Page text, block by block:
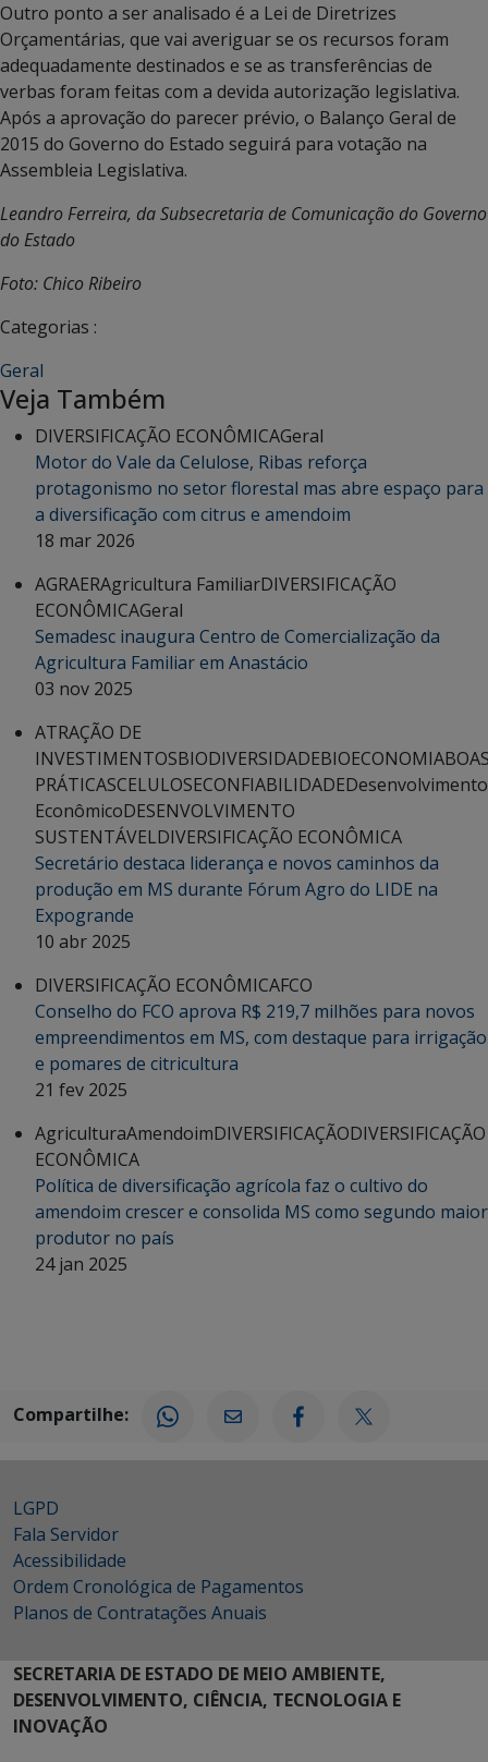
Outro ponto a ser analisado é a Lei de Diretrizes
Orçamentárias, que vai averiguar se os recursos foram
adequadamente destinados e se as transferências de
verbas foram feitas com a devida autorização legislativa.
Após a aprovação do parecer prévio, o Balanço Geral de
2015 do Governo do Estado seguirá para votação na
Assembleia Legislativa.
Leandro Ferreira, da Subsecretaria de Comunicação do Governo
do Estado
Foto: Chico Ribeiro
Categorias :
Geral
Veja Também
DIVERSIFICAÇÃO ECONÔMICAGeral
Motor do Vale da Celulose, Ribas reforça
protagonismo no setor florestal mas abre espaço para
a diversificação com citrus e amendoim
18 mar 2026
AGRAERAgricultura FamiliarDIVERSIFICAÇÃO
ECONÔMICAGeral
Semadesc inaugura Centro de Comercialização da
Agricultura Familiar em Anastácio
03 nov 2025
ATRAÇÃO DE
INVESTIMENTOSBIODIVERSIDADEBIOECONOMIA
PRÁTICASCELULOSECONFIABILIDADEDesenvolvimento
EconômicoDESENVOLVIMENTO
SUSTENTÁVELDIVERSIFICAÇÃO ECONÔMICA
Secretário destaca liderança e novos caminhos da
produção em MS durante Fórum Agro do LIDE na
Expogrande
10 abr 2025
DIVERSIFICAÇÃO ECONÔMICAFCO
Conselho do FCO aprova R$ 219,7 milhões para novos
empreendimentos em MS, com destaque para irrigação
e pomares de citricultura
21 fev 2025
AgriculturaAmendoimDIVERSIFICAÇÃODIVERSIFICAÇÃO
ECONÔMICA
Política de diversificação agrícola faz o cultivo do
amendoim crescer e consolida MS como segundo maior
produtor no país
24 jan 2025
Compartilhe:
LGPD
Fala Servidor
Acessibilidade
Ordem Cronológica de Pagamentos
Planos de Contratações Anuais
SECRETARIA DE ESTADO DE MEIO AMBIENTE,
DESENVOLVIMENTO, CIÊNCIA, TECNOLOGIA E
INOVAÇÃO